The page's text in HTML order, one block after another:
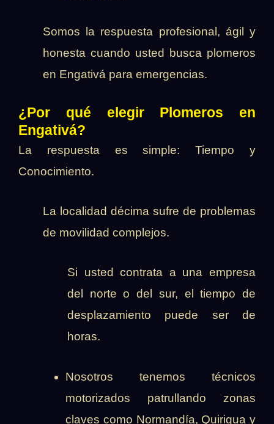
Somos la respuesta profesional, ágil y
honesta cuando usted busca plomeros
en Engativá para emergencias.
¿Por qué elegir Plomeros en
Engativá?
La respuesta es simple: Tiempo y
Conocimiento.
La localidad décima sufre de problemas
de movilidad complejos.
Si usted contrata a una empresa
del norte o del sur, el tiempo de
desplazamiento puede ser de
horas.
Nosotros tenemos técnicos
motorizados patrullando zonas
claves como Normandía, Quirigua y